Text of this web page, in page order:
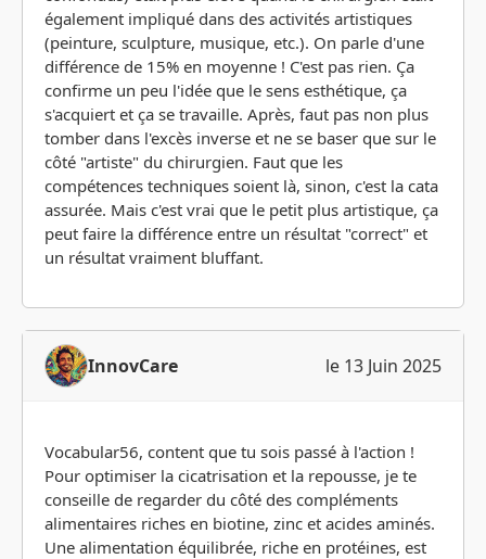
également impliqué dans des activités artistiques
(peinture, sculpture, musique, etc.). On parle d'une
différence de 15% en moyenne ! C'est pas rien. Ça
confirme un peu l'idée que le sens esthétique, ça
s'acquiert et ça se travaille. Après, faut pas non plus
tomber dans l'excès inverse et ne se baser que sur le
côté "artiste" du chirurgien. Faut que les
compétences techniques soient là, sinon, c'est la cata
assurée. Mais c'est vrai que le petit plus artistique, ça
peut faire la différence entre un résultat "correct" et
un résultat vraiment bluffant.
InnovCare le 13 Juin 2025
Vocabular56, content que tu sois passé à l'action !
Pour optimiser la cicatrisation et la repousse, je te
conseille de regarder du côté des compléments
alimentaires riches en biotine, zinc et acides aminés.
Une alimentation équilibrée, riche en protéines, est